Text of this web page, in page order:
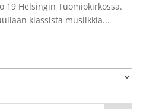
19 Helsingin Tuomiokirkossa.
klassista musiikkia...